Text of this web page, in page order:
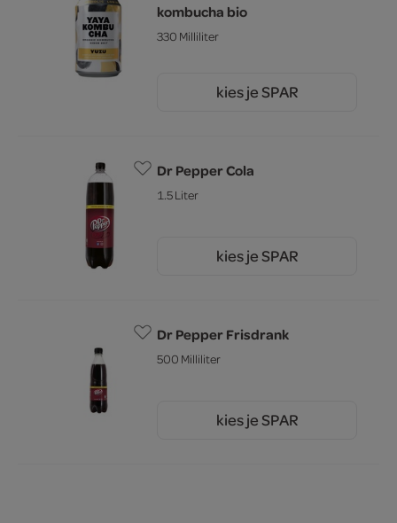
kombucha bio
330 Milliliter
kies je SPAR
Dr Pepper Cola
1.5 Liter
kies je SPAR
Dr Pepper Frisdrank
500 Milliliter
kies je SPAR